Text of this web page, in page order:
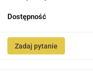
Dostępność
Zadaj pytanie